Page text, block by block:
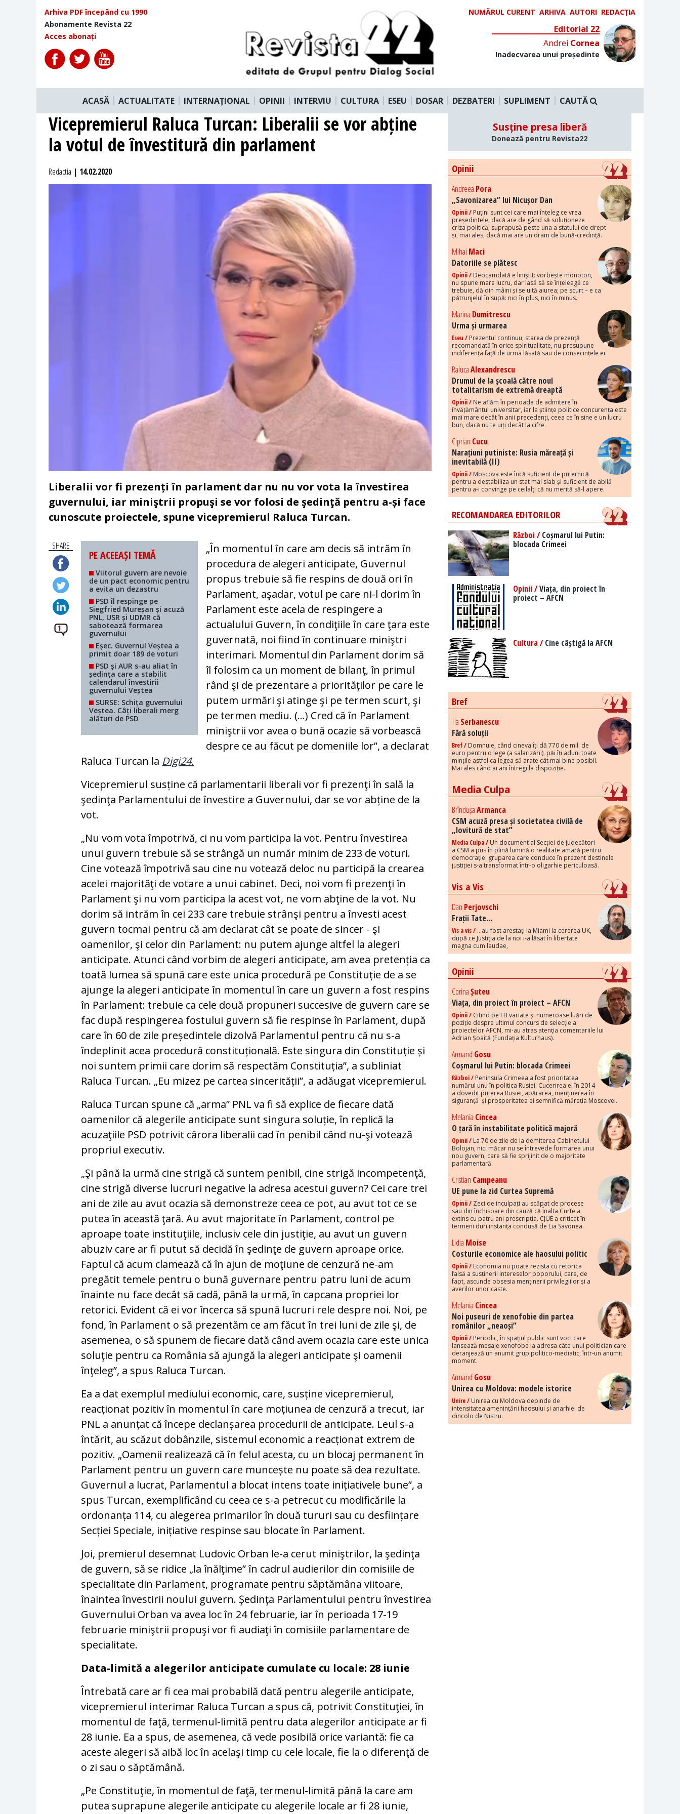
Arhiva PDF începând cu 1990
Abonamente Revista 22
Acces abonați
NUMĂRUL CURENT ARHIVA AUTORI REDACȚIA
Editorial 22
Andrei Cornea
Inadecvarea unui președinte
ACASĂ ACTUALITATE INTERNAȚIONAL OPINII INTERVIU CULTURA ESEU DOSAR DEZBATERI SUPLIMENT CAUTĂ
Vicepremierul Raluca Turcan: Liberalii se vor abține
la votul de învestitură din parlament
Redactia | 14.02.2020
Liberalii vor fi prezenți în parlament dar nu nu vor vota la învestirea
guvernului, iar miniştrii propuşi se vor folosi de şedinţă pentru a-și face
cunoscute proiectele, spune vicepremierul Raluca Turcan.
SHARE
1
PE ACEEAȘI TEMĂ
Viitorul guvern are nevoie
de un pact economic pentru
a evita un dezastru
PSD îl respinge pe
Siegfried Mureșan și acuză
PNL, USR și UDMR că
sabotează formarea
guvernului
Eșec. Guvernul Veștea a
primit doar 189 de voturi
PSD și AUR s-au aliat în
ședința care a stabilit
calendarul învestirii
guvernului Veștea
SURSE: Schița guvernului
Veștea. Câți liberali merg
alături de PSD
„În momentul în care am decis să intrăm în
procedura de alegeri anticipate, Guvernul
propus trebuie să fie respins de două ori în
Parlament, aşadar, votul pe care ni-l dorim în
Parlament este acela de respingere a
actualului Guvern, în condiţiile în care ţara este
guvernată, noi fiind în continuare miniştri
interimari. Momentul din Parlament dorim să
îl folosim ca un moment de bilanţ, în primul
rând şi de prezentare a priorităţilor pe care le
putem urmări şi atinge şi pe termen scurt, şi
pe termen mediu. (...) Cred că în Parlament
miniştrii vor avea o bună ocazie să vorbească
despre ce au făcut pe domeniile lor”, a declarat
Raluca Turcan la Digi24.
Vicepremierul susține că parlamentarii liberali vor fi prezenţi în sală la
şedinţa Parlamentului de învestire a Guvernului, dar se vor abține de la
vot.
„Nu vom vota împotrivă, ci nu vom participa la vot. Pentru învestirea
unui guvern trebuie să se strângă un număr minim de 233 de voturi.
Cine votează împotrivă sau cine nu votează deloc nu participă la crearea
acelei majorităţi de votare a unui cabinet. Deci, noi vom fi prezenţi în
Parlament şi nu vom participa la acest vot, ne vom abţine de la vot. Nu
dorim să intrăm în cei 233 care trebuie strânşi pentru a învesti acest
guvern tocmai pentru că am declarat cât se poate de sincer - şi
oamenilor, şi celor din Parlament: nu putem ajunge altfel la alegeri
anticipate. Atunci când vorbim de alegeri anticipate, am avea pretenția ca
toată lumea să spună care este unica procedură pe Constituție de a se
ajunge la alegeri anticipate în momentul în care un guvern a fost respins
în Parlament: trebuie ca cele două propuneri succesive de guvern care se
fac după respingerea fostului guvern să fie respinse în Parlament, după
care în 60 de zile președintele dizolvă Parlamentul pentru că nu s-a
îndeplinit acea procedură constituțională. Este singura din Constituție și
noi suntem primii care dorim să respectăm Constituția”, a subliniat
Raluca Turcan. „Eu mizez pe cartea sincerității”, a adăugat vicepremierul.
Raluca Turcan spune că „arma” PNL va fi să explice de fiecare dată
oamenilor că alegerile anticipate sunt singura soluție, în replică la
acuzaţiile PSD potrivit cărora liberalii cad în penibil când nu-şi votează
propriul executiv.
„Şi până la urmă cine strigă că suntem penibil, cine strigă incompetenţă,
cine strigă diverse lucruri negative la adresa acestui guvern? Cei care trei
ani de zile au avut ocazia să demonstreze ceea ce pot, au avut tot ce se
putea în această ţară. Au avut majoritate în Parlament, control pe
aproape toate instituţiile, inclusiv cele din justiţie, au avut un guvern
abuziv care ar fi putut să decidă în şedinţe de guvern aproape orice.
Faptul că acum clamează că în ajun de moţiune de cenzură ne-am
pregătit temele pentru o bună guvernare pentru patru luni de acum
înainte nu face decât să cadă, până la urmă, în capcana propriei lor
retorici. Evident că ei vor încerca să spună lucruri rele despre noi. Noi, pe
fond, în Parlament o să prezentăm ce am făcut în trei luni de zile şi, de
asemenea, o să spunem de fiecare dată când avem ocazia care este unica
soluţie pentru ca România să ajungă la alegeri anticipate şi oamenii
înţeleg”, a spus Raluca Turcan.
Ea a dat exemplul mediului economic, care, susține vicepremierul,
reacționat pozitiv în momentul în care moțiunea de cenzură a trecut, iar
PNL a anunțat că începe declanșarea procedurii de anticipate. Leul s-a
întărit, au scăzut dobânzile, sistemul economic a reacționat extrem de
pozitiv. „Oamenii realizează că în felul acesta, cu un blocaj permanent în
Parlament pentru un guvern care muncește nu poate să dea rezultate.
Guvernul a lucrat, Parlamentul a blocat intens toate inițiativele bune”, a
spus Turcan, exemplificând cu ceea ce s-a petrecut cu modificările la
ordonanța 114, cu alegerea primarilor în două tururi sau cu desființare
Secției Speciale, inițiative respinse sau blocate în Parlament.
Joi, premierul desemnat Ludovic Orban le-a cerut miniştrilor, la şedinţa
de guvern, să se ridice „la înălţime” în cadrul audierilor din comisiile de
specialitate din Parlament, programate pentru săptămâna viitoare,
înaintea învestirii noului guvern. Şedinţa Parlamentului pentru învestirea
Guvernului Orban va avea loc în 24 februarie, iar în perioada 17-19
februarie miniştrii propuşi vor fi audiaţi în comisiile parlamentare de
specialitate.
Data-limită a alegerilor anticipate cumulate cu locale: 28 iunie
Întrebată care ar fi cea mai probabilă dată pentru alegerile anticipate,
vicepremierul interimar Raluca Turcan a spus că, potrivit Constituţiei, în
momentul de faţă, termenul-limită pentru data alegerilor anticipate ar fi
28 iunie. Ea a spus, de asemenea, că vede posibilă orice variantă: fie ca
aceste alegeri să aibă loc în acelaşi timp cu cele locale, fie la o diferenţă de
o zi sau o săptămână.
„Pe Constituţie, în momentul de faţă, termenul-limită până la care am
putea suprapune alegerile anticipate cu alegerile locale ar fi 28 iunie,
Susține presa liberă
Donează pentru Revista22
Opinii
Andreea Pora
„Savonizarea” lui Nicușor Dan
Opinii / Puțini sunt cei care mai înțeleg ce vrea
președintele, dacă are de gând să soluționeze
criza politică, suprapusă peste una a statului de drept
și, mai ales, dacă mai are un dram de bună-credință.
Mihai Maci
Datoriile se plătesc
Opinii / Deocamdată e liniștit: vorbește monoton,
nu spune mare lucru, dar lasă să se înțeleagă ce
trebuie, dă din mâini și se uită aiurea; pe scurt – e ca
pătrunjelul în supă: nici în plus, nici în minus.
Marina Dumitrescu
Urma și urmarea
Eseu / Prezentul continuu, starea de prezență
recomandată în orice spiritualitate, nu presupune
indiferența față de urma lăsată sau de consecințele ei.
RalucaAlexandrescu
Drumul de la școală către noul
totalitarism de extremă dreaptă
Opinii / Ne aflăm în perioada de admitere în
învățământul universitar, iar la științe politice concurența este
mai mare decât în anii precedenți, ceea ce în sine e un lucru
bun, dacă nu te uiți decât la cifre.
Ciprian Cucu
Narațiuni putiniste: Rusia măreață și
inevitabilă (II)
Opinii / Moscova este încă suficient de puternică
pentru a destabiliza un stat mai slab și suficient de abilă
pentru a-i convinge pe ceilalți că nu merită să-l apere.
RECOMANDAREA EDITORILOR
Război /Coșmarul lui Putin:
blocada Crimeei
Opinii /Viața, din proiect în
proiect – AFCN
Cultura /Cine câștigă la AFCN
Bref
Tia Serbanescu
Fără soluții
Bref / Domnule, când cineva îți dă 770 de mil. de
euro pentru o lege (a salarizării), păi îți aduni toate
mințile astfel ca legea să arate cât mai bine posibil.
Mai ales când ai ani întregi la dispoziție.
Media Culpa
BrîndușaArmanca
CSM acuză presa și societatea civilă de
„lovitură de stat”
Media Culpa / Un document al Secției de judecători
a CSM a pus în plină lumină o realitate amară pentru
democrație: gruparea care conduce în prezent destinele
justiției s-a transformat într-o oligarhie periculoasă.
Vis a Vis
Dan Perjovschi
Frații Tate...
Vis a vis / ...au fost arestați la Miami la cererea UK,
după ce Justiția de la noi i-a lăsat în libertate
magna cum laudae,
Opinii
CorinaȘuteu
Viața, din proiect în proiect – AFCN
Opinii / Citind pe FB variate și numeroase luări de
poziție despre ultimul concurs de selecție a
proiectelor AFCN, mi-au atras atenția comentariile lui
Adrian Șoaită (Fundația Kulturhaus).
Armand Gosu
Coșmarul lui Putin: blocada Crimeei
Război / Peninsula Crimeea a fost prioritatea
numărul unu în politica Rusiei. Cucerirea ei în 2014
a dovedit puterea Rusiei, apărarea, menținerea în
siguranță și prosperitatea ei semnifică măreția Moscovei.
Melania Cincea
O țară în instabilitate politică majoră
Opinii / La 70 de zile de la demiterea Cabinetului
Bolojan, nici măcar nu se întrevede formarea unui
nou guvern, care să fie sprijinit de o majoritate
parlamentară.
Cristian Campeanu
UE pune la zid Curtea Supremă
Opinii / Zeci de inculpați au scăpat de procese
sau din închisoare din cauză că Înalta Curte a
extins cu patru ani prescripția. CJUE a criticat în
termeni duri instanța condusă de Lia Savonea.
Lidia Moise
Costurile economice ale haosului politic
Opinii / Economia nu poate rezista cu retorica
falsă a susținerii intereselor poporului, care, de
fapt, ascunde obsesia menținerii privilegiilor și a
averilor unor caste.
Melania Cincea
Noi puseuri de xenofobie din partea
românilor „neaoși”
Opinii / Periodic, în spațiul public sunt voci care
lansează mesaje xenofobe la adresa câte unui politician care
deranjează un anumit grup politico-mediatic, într-un anumit
moment.
Armand Gosu
Unirea cu Moldova: modele istorice
Unire / Unirea cu Moldova depinde de
intensitatea amenințării haosului și anarhiei de
dincolo de Nistru.